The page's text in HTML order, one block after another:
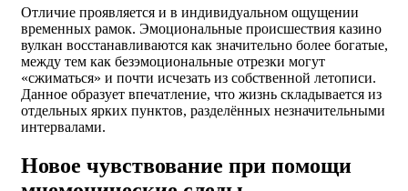
Отличие проявляется и в индивидуальном ощущении
временных рамок. Эмоциональные происшествия казино
вулкан восстанавливаются как значительно более богатые,
между тем как безэмоциональные отрезки могут
«сжиматься» и почти исчезать из собственной летописи.
Данное образует впечатление, что жизнь складывается из
отдельных ярких пунктов, разделённых незначительными
интервалами.
Новое чувствование при помощи